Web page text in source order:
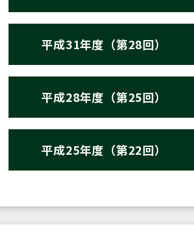
平成31年度（第28回）
平成28年度（第25回）
平成25年度（第22回）